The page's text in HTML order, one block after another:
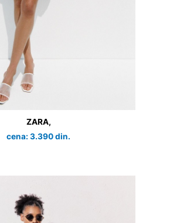
ZARA,
cena: 3.390 din.